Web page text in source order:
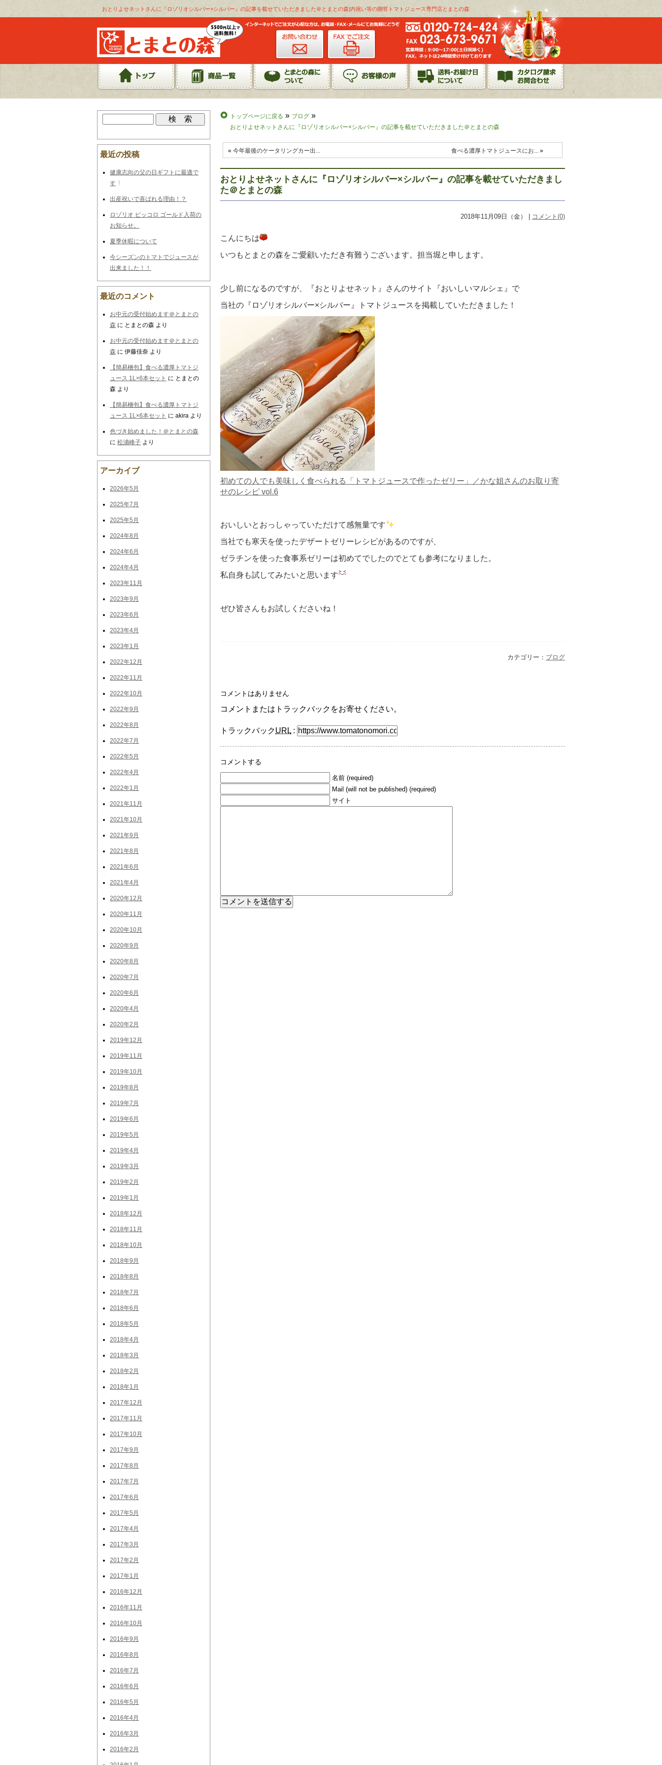
おとりよせネットさんに『ロゾリオシルバー×シルバー』の記事を載せていただきました＠とまとの森|内祝い等の贈答トマトジュース専門店とまとの森
トップページに戻る » ブログ »
おとりよせネットさんに『ロゾリオシルバー×シルバー』の記事を載せていただきました＠とまとの森
« 今年最後のケータリングカー出... 食べる濃厚トマトジュースにお... »
おとりよせネットさんに『ロゾリオシルバー×シルバー』の記事を載せていただきまし
た＠とまとの森
2018年11月09日（金） | コメント(0)
こんにちは
いつもとまとの森をご愛顧いただき有難うございます。担当堀と申します。
少し前になるのですが、『おとりよせネット』さんのサイト『おいしいマルシェ』で
当社の『ロゾリオシルバー×シルバー』トマトジュースを掲載していただきました！
初めての人でも美味しく食べられる「トマトジュースで作ったゼリー」／かな姐さんのお取り寄
せのレシピ vol.6
おいしいとおっしゃっていただけて感無量です
当社でも寒天を使ったデザートゼリーレシピがあるのですが、
ゼラチンを使った食事系ゼリーは初めてでしたのでとても参考になりました。
私自身も試してみたいと思います
ぜひ皆さんもお試しくださいね！
カテゴリー： ブログ
コメントはありません
コメントまたはトラックバックをお寄せください。
トラックバックURL :
コメントする
名前 (required)
Mail (will not be published) (required)
サイト
最近の投稿
健康志向の父の日ギフトに最適で
す
出産祝いで喜ばれる理由！？
ロゾリオ ピッコロ ゴールド入荷の
お知らせ。
夏季休暇について
今シーズンのトマトでジュースが
出来ました！！
最近のコメント
お中元の受付始めます＠とまとの
森 に とまとの森 より
お中元の受付始めます＠とまとの
森 に 伊藤佳奈 より
【簡易梱包】食べる濃厚トマトジ
ュース 1L×6本セット に とまとの
森 より
【簡易梱包】食べる濃厚トマトジ
ュース 1L×6本セット に akira より
色づき始めました！＠とまとの森
に 松浦峰子 より
アーカイブ
2026年5月
2025年7月
2025年5月
2024年8月
2024年6月
2024年4月
2023年11月
2023年9月
2023年6月
2023年4月
2023年1月
2022年12月
2022年11月
2022年10月
2022年9月
2022年8月
2022年7月
2022年5月
2022年4月
2022年1月
2021年11月
2021年10月
2021年9月
2021年8月
2021年6月
2021年4月
2020年12月
2020年11月
2020年10月
2020年9月
2020年8月
2020年7月
2020年6月
2020年4月
2020年2月
2019年12月
2019年11月
2019年10月
2019年8月
2019年7月
2019年6月
2019年5月
2019年4月
2019年3月
2019年2月
2019年1月
2018年12月
2018年11月
2018年10月
2018年9月
2018年8月
2018年7月
2018年6月
2018年5月
2018年4月
2018年3月
2018年2月
2018年1月
2017年12月
2017年11月
2017年10月
2017年9月
2017年8月
2017年7月
2017年6月
2017年5月
2017年4月
2017年3月
2017年2月
2017年1月
2016年12月
2016年11月
2016年10月
2016年9月
2016年8月
2016年7月
2016年6月
2016年5月
2016年4月
2016年3月
2016年2月